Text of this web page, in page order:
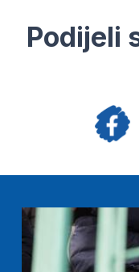
Podijeli